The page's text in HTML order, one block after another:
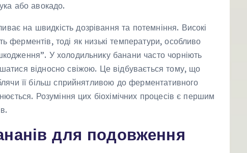
або авокадо.
на швидкість дозрівання та потемніння. Високі
ферментів, тоді як низькі температури, особливо
У холодильнику банани часто чорніють
відносно свіжою. Це відбувається тому, що
її більш сприйнятливою до ферментативного
Розуміння цих біохімічних процесів є першим
для подовження